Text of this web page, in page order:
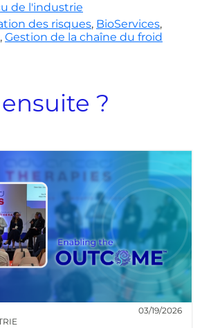
de l'industrie
des risques, BioServices,
, Gestion de la chaîne du froid
?
03/19/2026